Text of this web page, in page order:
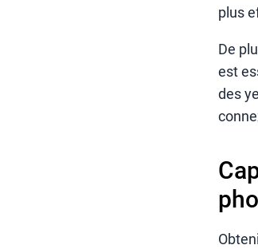
plus
De
est
des